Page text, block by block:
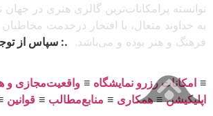
توانسته پرامکانات‌ترین گالری هنری در جهان
به خداوند متعال، با افتخار درخدمت
فرهنگ و هنر بوده و می‌باشد. .: سپاس از
≡ امکانات رزرو نمایشگاه ≡ واقعیت‌مجازی
اپلیکیشن≡همکاری ≡ منابع‌مطالب ≡ قوانین